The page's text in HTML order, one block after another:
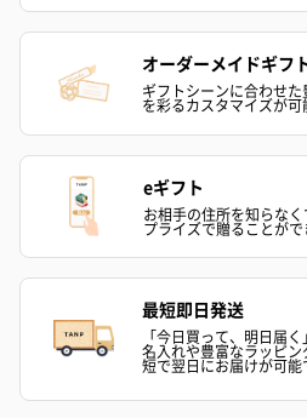
ハンドクリーム3本セッ
ト【ありがとう】
（1,100円）
シャワー
レープフ
（2,145円）
リラックスグッズ
オーダーメイドギフ
ギフトシーンに合わせ
を彩るカスタマイズが可
eギフト
お相手の住所を知らな
プライズで贈ることがで
最短即日発送
「今日買って、明日届く
名入れや豊富なラッピ
短で翌日にお届けが可能